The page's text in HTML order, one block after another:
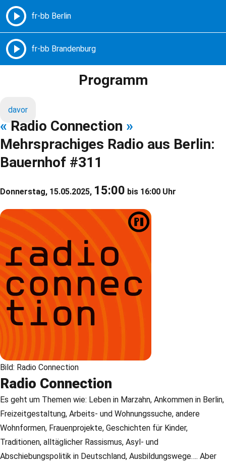
Freie Radios – Berlin Brandenburg
Programm
davor
« Radio Connection »
Mehrsprachiges Radio aus Berlin:
Bauernhof #311
Donnerstag, 15.05.2025, 15:00 bis 16:00 Uhr
Bild: Radio Connection
Radio Connection
Es geht um Themen wie: Leben in Marzahn, Ankommen in Berlin,
Freizeitgestaltung, Arbeits- und Wohnungssuche, andere
Wohnformen, Frauenprojekte, Geschichten für Kinder,
Traditionen, alltäglicher Rassismus, Asyl- und
Abschiebungspolitik in Deutschland, Ausbildungswege…. Aber